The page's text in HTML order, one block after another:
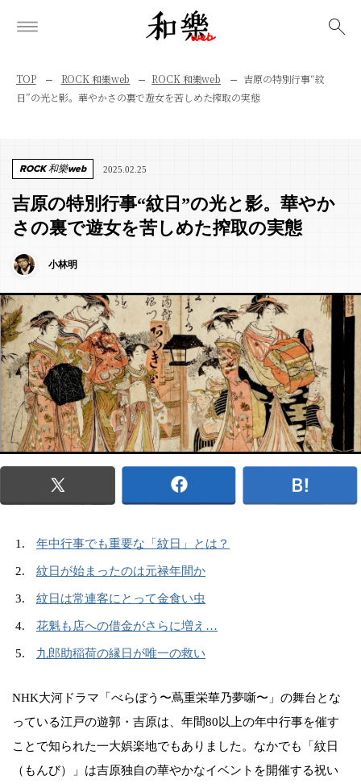
TOP ROCK 和樂web ROCK 和樂web
吉原の特別行事“紋
日”の光と影。華やかさの裏で遊女を苦しめた搾取の実態
ROCK 和樂web 2025.02.25
吉原の特別行事“紋日”の光と影。華やか
さの裏で遊女を苦しめた搾取の実態
小林明
年中行事でも重要な「紋日」とは？
紋日が始まったのは元禄年間か
紋日は常連客にとって金食い虫
花魁も店への借金がさらに増え…
九郎助稲荷の縁日が唯一の救い
NHK大河ドラマ「べらぼう〜蔦重栄華乃夢噺〜」の舞台とな
っている江戸の遊郭・吉原は、年間80以上の年中行事を催す
ことで知られた一大娯楽地でもありました。なかでも「紋日
（もんび）」は吉原独自の華やかなイベントを開催する祝い